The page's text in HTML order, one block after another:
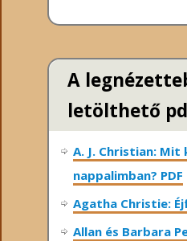
A
letölthető
A. J. Christian:
nappalimban? PDF
Agatha Christie:
Allan és Barbara